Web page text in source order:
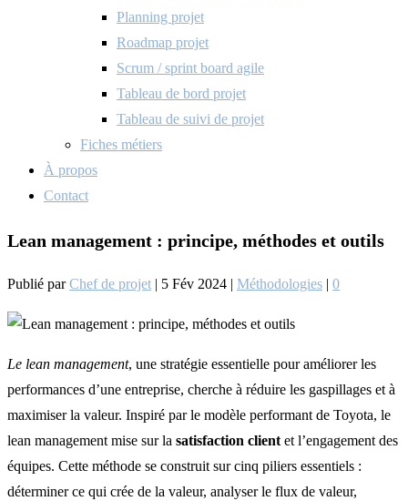
Planning projet
Roadmap projet
Scrum / sprint board agile
Tableau de bord projet
Tableau de suivi de projet
Fiches métiers
À propos
Contact
Lean management : principe, méthodes et outils
Publié parChef de projet | 5 Fév 2024 | Méthodologies | 0
Le lean management, une stratégie essentielle pour améliorer les
performances d’une entreprise, cherche à réduire les gaspillages et à
maximiser la valeur. Inspiré par le modèle performant de Toyota, le
lean management mise sur la satisfaction client et l’engagement des
équipes. Cette méthode se construit sur cinq piliers essentiels :
déterminer ce qui crée de la valeur, analyser le flux de valeur,